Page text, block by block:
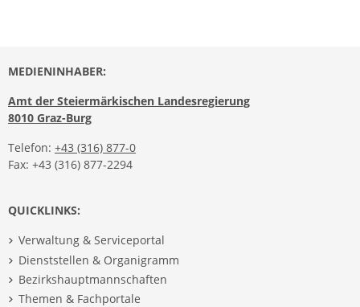
MEDIENINHABER:
Amt der Steiermärkischen Landesregierung
8010 Graz-Burg
Telefon: +43 (316) 877-0
Fax: +43 (316) 877-2294
QUICKLINKS:
Verwaltung & Serviceportal
Dienststellen & Organigramm
Bezirkshauptmannschaften
Themen & Fachportale